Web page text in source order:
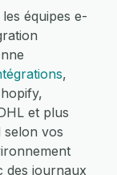
équipes e-
,
et plus
selon vos
des journaux